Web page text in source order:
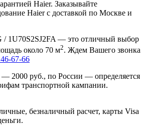
Haier. Заказывайте
Haier с доставкой по Москве и
/ 1U70S2SJ2FA — это отличный выбор
около 70 м2. Ждем Вашего звонка
67-66
2000 руб., по России — определяется
транспортной кампании.
безналичный расчет, карты Visa